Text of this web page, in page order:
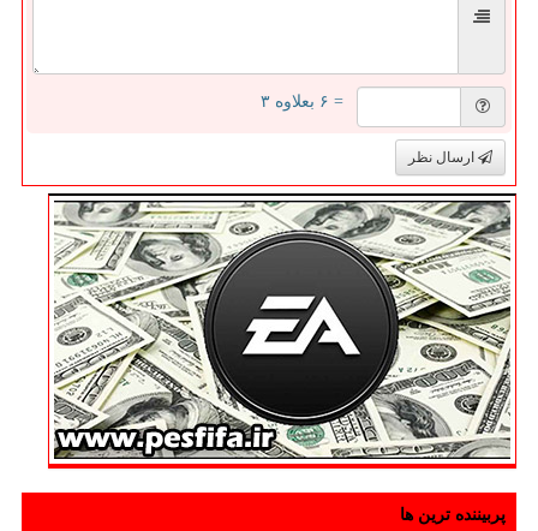
= ۶ بعلاوه ۳
ارسال نظر
پربیننده ترین ها